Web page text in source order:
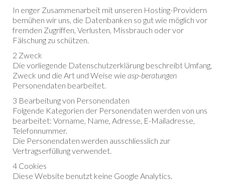
In enger Zusammenarbeit mit unseren Hosting-Providern
bemühen wir uns, die Datenbanken so gut wie möglich vor
fremden Zugriffen, Verlusten, Missbrauch oder vor
Fälschung zu schützen.
2 Zweck
Die vorliegende Datenschutzerklärung beschreibt Umfang,
Zweck und die Art und Weise wie asp-beratungen
Personendaten bearbeitet.
3 Bearbeitung von Personendaten
Folgende Kategorien der Personendaten werden von uns
bearbeitet: Vorname, Name, Adresse, E-Mailadresse,
Telefonnummer.
Die Personendaten werden ausschliesslich zur
Vertragserfüllung verwendet.
4 Cookies
Diese Website benutzt keine Google Analytics.